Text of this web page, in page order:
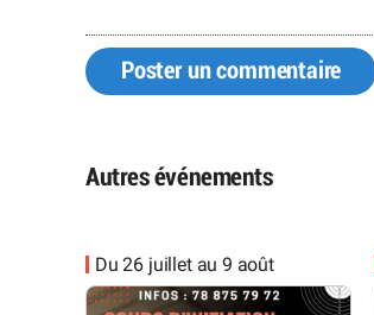
Poster un commentaire
Autres événements
Du 26 juillet au 9 août